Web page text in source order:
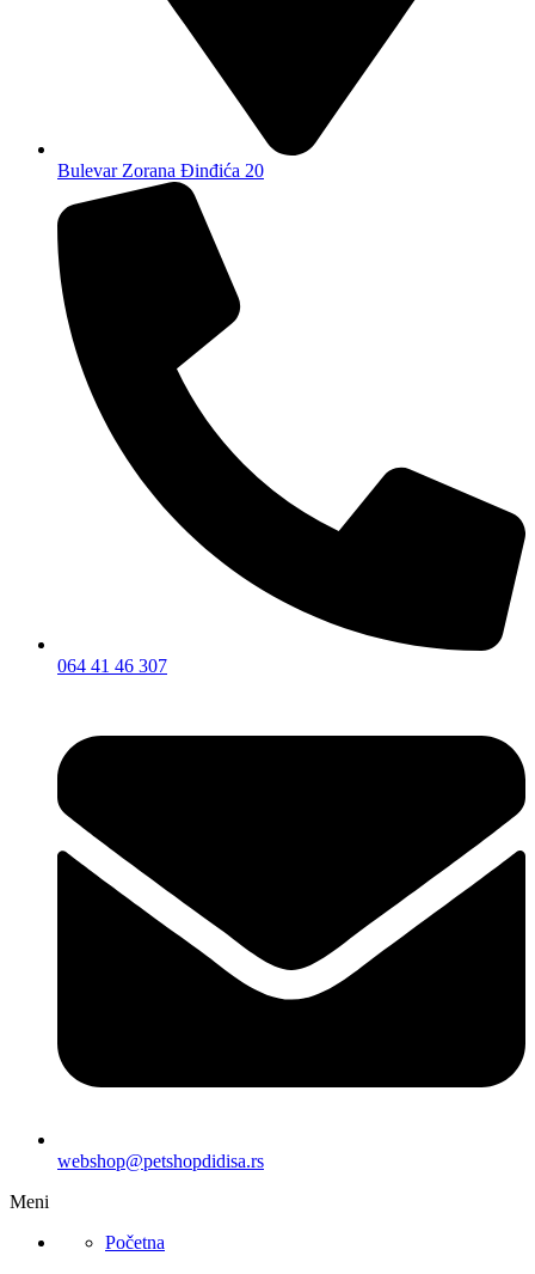
Bulevar Zorana Đinđića 20
064 41 46 307
webshop@petshopdidisa.rs
Meni
Početna